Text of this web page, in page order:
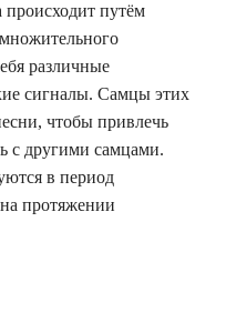
происходит путём
различные
сигналы. Самцы этих
чтобы привлечь
с другими самцами.
в период
протяжении